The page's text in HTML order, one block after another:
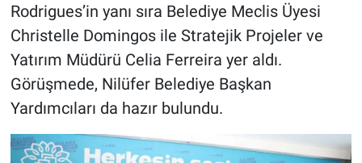
Rodrigues’in yanı sıra Belediye Meclis Üyesi
Christelle Domingos ile Stratejik Projeler ve
Yatırım Müdürü Celia Ferreira yer aldı.
Görüşmede, Nilüfer Belediye Başkan
Yardımcıları da hazır bulundu.